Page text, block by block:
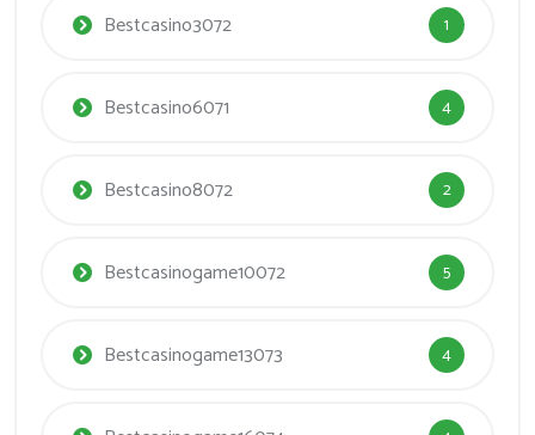
Bestcasino3072 1
Bestcasino6071 4
Bestcasino8072 2
Bestcasinogame10072 5
Bestcasinogame13073 4